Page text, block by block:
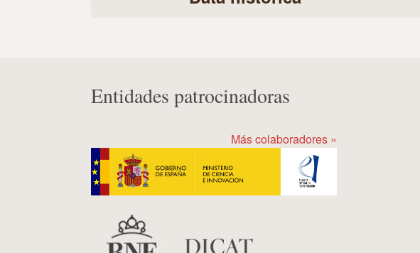
Entidades patrocinadoras
Más colaboradores »